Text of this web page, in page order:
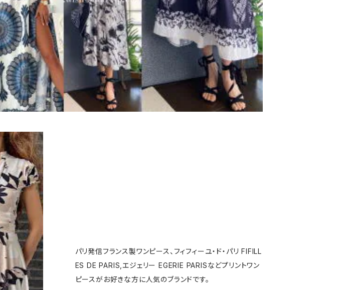
パリ発信フランス製ワンピース、フィフィーユ・ド・パリ FIFILL
ES DE PARIS,エジェリー EGERIE PARISなどプリントワン
ピースがお好きな方に人気のブランドです。